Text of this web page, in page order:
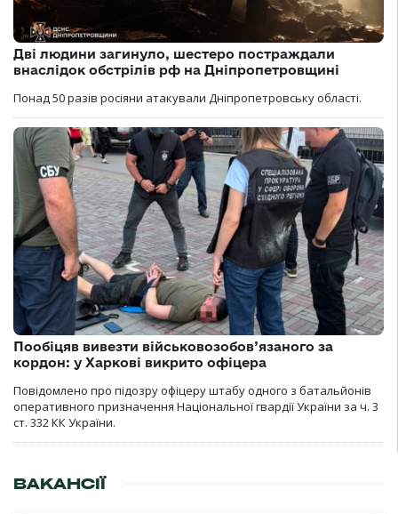
Дві людини загинуло, шестеро постраждали
внаслідок обстрілів рф на Дніпропетровщині
Понад 50 разів росіяни атакували Дніпропетровську області.
Пообіцяв вивезти військовозобов’язаного за
кордон: у Харкові викрито офіцера
Повідомлено про підозру офіцеру штабу одного з батальйонів
оперативного призначення Національної гвардії України за ч. 3
ст. 332 КК України.
ВАКАНСІЇ